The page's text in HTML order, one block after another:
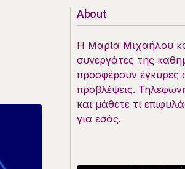
About
Η Μαρία Μιχαήλου
συνεργάτες της
προσφέρουν έγκυρες
προβλέψεις.
και μάθετε τι
για εσάς.